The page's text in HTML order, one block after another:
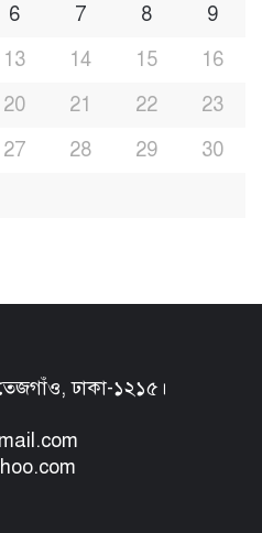
6 7 8
9
13 14 15
16
20 21 22
23
27 28 29
30
ঢাকা-১২১৫।